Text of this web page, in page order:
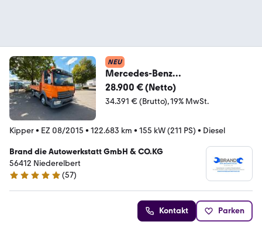
NEU
Mercedes-Benz
Atego*821*1Hand*TüvNEU*Top
Zustand*
28.900 € (Netto)
34.391 € (Brutto) 19% MwSt.
Kipper• EZ 08/2015 • 122.683 km • 155 kW (211 PS) • Diesel
Brand die Autowerkstatt GmbH & CO.KG
56412 Niederelbert
4.9 Sterne
(57)
Kontakt Parken